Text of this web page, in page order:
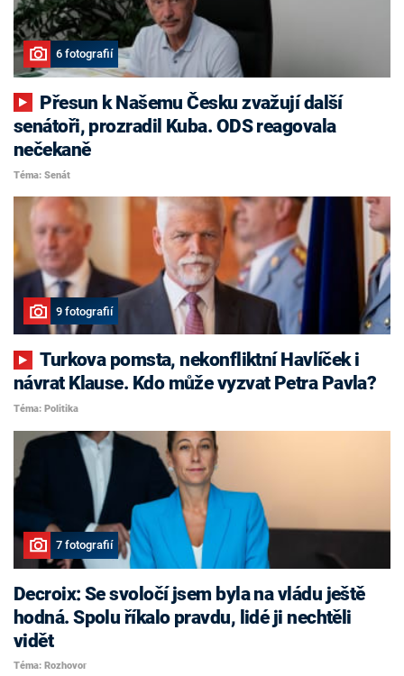
6 fotografií
senátoři, prozradil Kuba. ODS reagovala
nečekaně
Téma: Senát
9 fotografií
Turkova pomsta, nekonfliktní Havlíček i
návrat Klause. Kdo může vyzvat Petra Pavla?
Téma: Politika
7 fotografií
Decroix: Se svoločí jsem byla na vládu ještě
hodná. Spolu říkalo pravdu, lidé ji nechtěli
vidět
Téma: Rozhovor